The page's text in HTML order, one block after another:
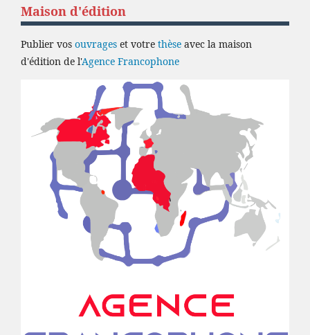
Maison d'édition
Publier vos ouvrages et votre thèse avec la maison
d'édition de l'Agence Francophone